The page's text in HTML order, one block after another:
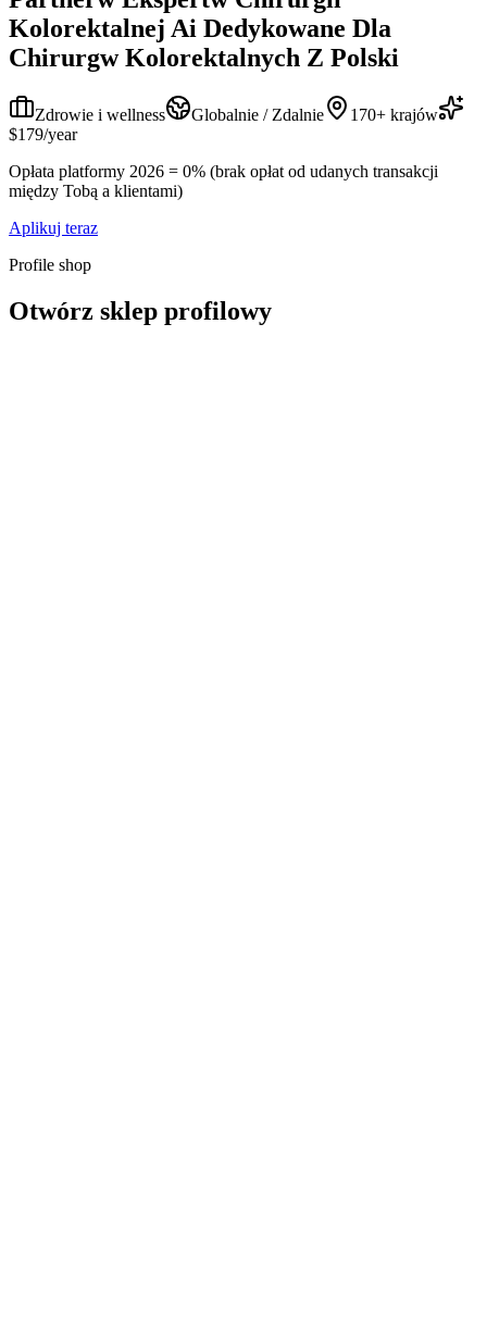
Kolorektalnej Ai Dedykowane Dla
Chirurgw Kolorektalnych Z Polski
Zdrowie i wellness Globalnie / Zdalnie
170+ krajów
$179/year
Opłata platformy 2026 = 0% (brak opłat od udanych transakcji
między Tobą a klientami)
Aplikuj teraz
Profile shop
Otwórz sklep profilowy